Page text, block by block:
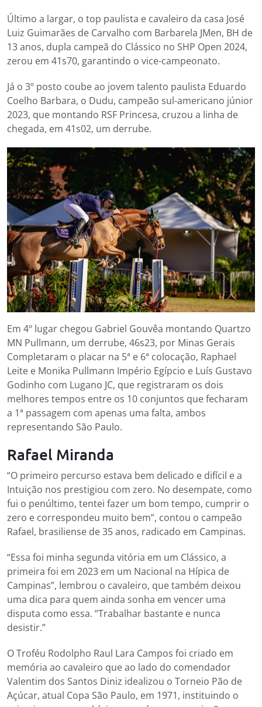
Último a largar, o top paulista e cavaleiro da casa José
Luiz Guimarães de Carvalho com Barbarela JMen, BH de
13 anos, dupla campeã do Clássico no SHP Open 2024,
zerou em 41s70, garantindo o vice-campeonato.
Já o 3º posto coube ao jovem talento paulista Eduardo
Coelho Barbara, o Dudu, campeão sul-americano júnior
2023, que montando RSF Princesa, cruzou a linha de
chegada, em 41s02, um derrube.
Em 4º lugar chegou Gabriel Gouvêa montando Quartzo
MN Pullmann, um derrube, 46s23, por Minas Gerais
Completaram o placar na 5ª e 6ª colocação, Raphael
Leite e Monika Pullmann Império Egípcio e Luís Gustavo
Godinho com Lugano JC, que registraram os dois
melhores tempos entre os 10 conjuntos que fecharam
a 1ª passagem com apenas uma falta, ambos
representando São Paulo.
Rafael Miranda
“O primeiro percurso estava bem delicado e difícil e a
Intuição nos prestigiou com zero. No desempate, como
fui o penúltimo, tentei fazer um bom tempo, cumprir o
zero e correspondeu muito bem”, contou o campeão
Rafael, brasiliense de 35 anos, radicado em Campinas.
“Essa foi minha segunda vitória em um Clássico, a
primeira foi em 2023 em um Nacional na Hípica de
Campinas”, lembrou o cavaleiro, que também deixou
uma dica para quem ainda sonha em vencer uma
disputa como essa. “Trabalhar bastante e nunca
desistir.”
O Troféu Rodolpho Raul Lara Campos foi criado em
memória ao cavaleiro que ao lado do comendador
Valentim dos Santos Diniz idealizou o Torneio Pão de
Açúcar, atual Copa São Paulo, em 1971, instituindo o